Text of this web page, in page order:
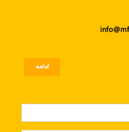
ادامه